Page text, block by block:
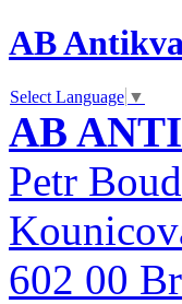
AB
Select Language ▼
AB
Petr
602 00